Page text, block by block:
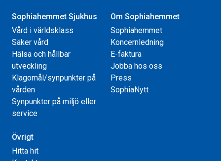
Sophiahemmet Sjukhus
Vård i världsklass
Säker vård
Hälsa och hållbar
utveckling
Klagomål/synpunkter på
vården
Synpunkter på miljö eller
service
Om Sophiahemmet
Sophiahemmet
Koncernledning
E-faktura
Jobba hos oss
Press
SophiaNytt
Övrigt
Hitta hit